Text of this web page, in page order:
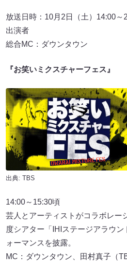
放送日時：10月2日（土）14:00～
出演者
総合MC：ダウンタウン
『お笑いミクスチャーフェス』
出典: TBS
14:00～15:30頃
芸人とアーティストがコラボレー
度シアター「IHIステージアラウ
ォーマンスを披露。
MC：ダウンタウン、田村真子（